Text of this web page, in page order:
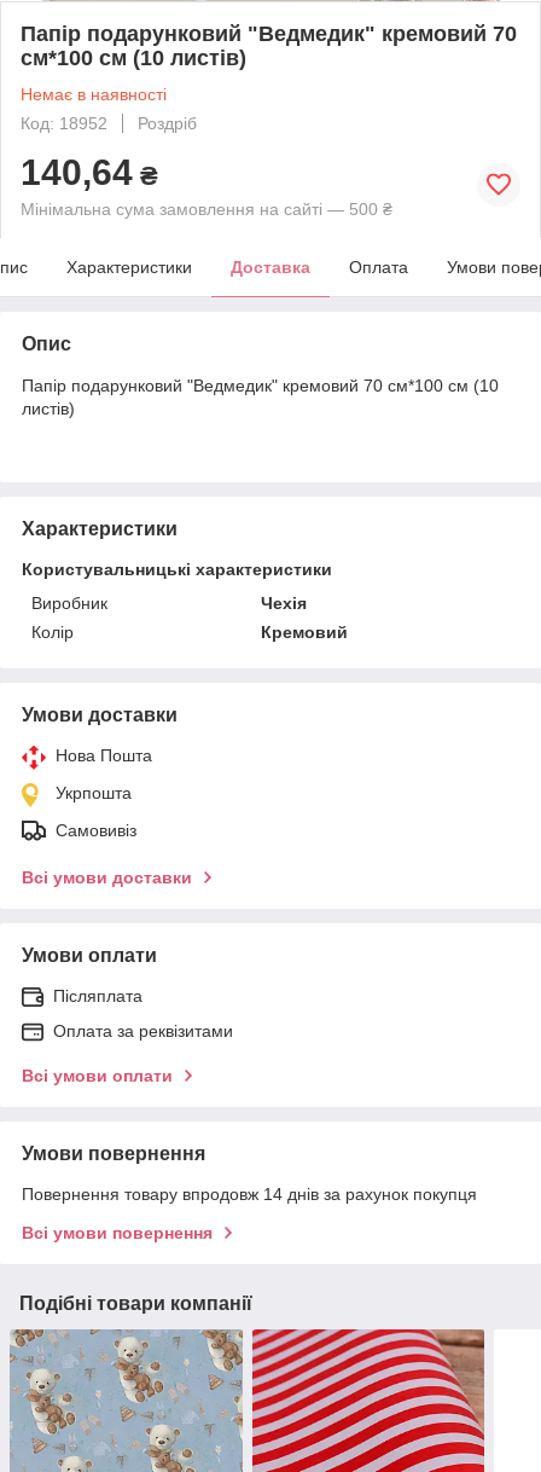
Папір подарунковий "Ведмедик" кремовий 70
см*100 см (10 листів)
Немає в наявності
Код: 18952
Роздріб
140,64 ₴
Мінімальна сума замовлення на сайті — 500 ₴
Характеристики Доставка Оплата Умови
Опис
Папір подарунковий "Ведмедик" кремовий 70 см*100 см (10
листів)
Характеристики
Користувальницькі характеристики
Виробник
Чехія
Колір
Кремовий
Умови доставки
Нова Пошта
Укрпошта
Самовивіз
Всі умови доставки
Умови оплати
Післяплата
Оплата за реквізитами
Всі умови оплати
Умови повернення
Повернення товару впродовж 14 днів за рахунок покупця
Всі умови повернення
Подібні товари компанії